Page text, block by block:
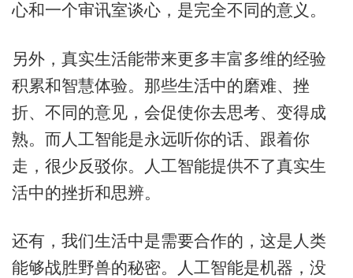
心和一个审讯室谈心，是完全不同的意义。
另外，真实生活能带来更多丰富多维的经验
积累和智慧体验。那些生活中的磨难、挫
折、不同的意见，会促使你去思考、变得成
熟。而人工智能是永远听你的话、跟着你
走，很少反驳你。人工智能提供不了真实生
活中的挫折和思辨。
还有，我们生活中是需要合作的，这是人类
能够战胜野兽的秘密。人工智能是机器，没